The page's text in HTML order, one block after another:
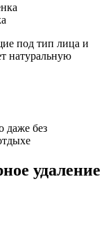
под тип лица и
натуральную
даже без
удаление